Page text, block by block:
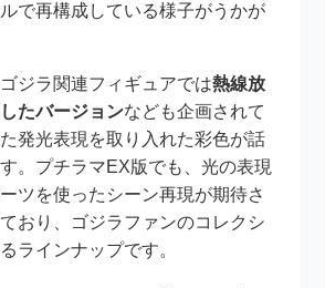
で再構成している様子がうかが
ジラ関連フィギュアでは熱線放
たバージョンなども企画されて
発光表現を取り入れた彩色が話
。プチラマEX版でも、光の表現
ツを使ったシーン再現が期待さ
おり、ゴジラファンのコレクシ
ラインナップです。